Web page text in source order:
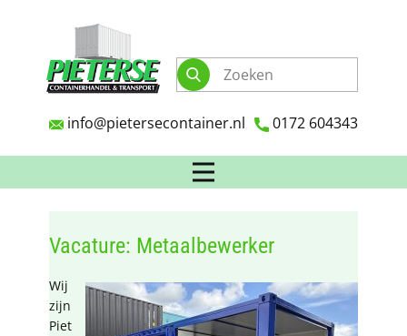
info@pietersecontainer.nl 0172 604343
Vacature: Metaalbewerker
Wij
zijn
Piet